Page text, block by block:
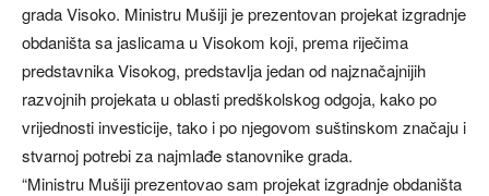
grada Visoko. Ministru Mušiji je prezentovan projekat izgradnje
obdaništa sa jaslicama u Visokom koji, prema riječima
predstavnika Visokog, predstavlja jedan od najznačajnijih
razvojnih projekata u oblasti predškolskog odgoja, kako po
vrijednosti investicije, tako i po njegovom suštinskom značaju i
stvarnoj potrebi za najmlađe stanovnike grada.
“Ministru Mušiji prezentovao sam projekat izgradnje obdaništa